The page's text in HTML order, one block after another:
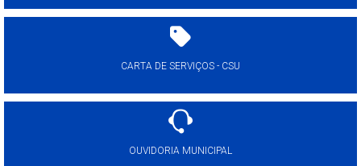
CARTA DE SERVIÇOS - CSU
OUVIDORIA MUNICIPAL